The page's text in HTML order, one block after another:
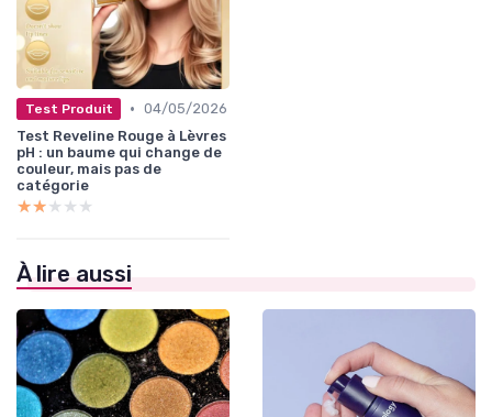
Test Produit • 04/05/2026
Test Reveline Rouge à Lèvres
pH : un baume qui change de
couleur, mais pas de
catégorie
★★★★★
★★★★★
À lire aussi